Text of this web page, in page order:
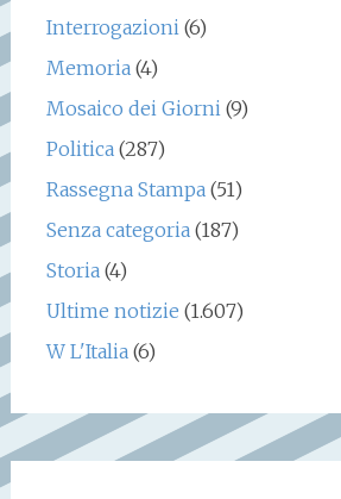
Interrogazioni(6)
Memoria(4)
Mosaico dei Giorni(9)
Politica(287)
Rassegna Stampa(51)
Senza categoria(187)
Storia(4)
Ultime notizie (1.607)
W L'Italia(6)